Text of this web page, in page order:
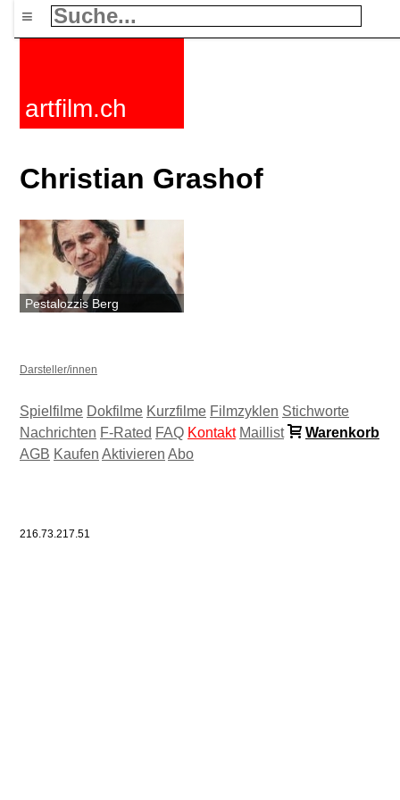
≡
artfilm.ch
Christian Grashof
Pestalozzis Berg
Darsteller/innen
Spielfilme Dokfilme Kurzfilme Filmzyklen Stichworte
Nachrichten F-Rated FAQ Kontakt Maillist
Warenkorb
AGB Kaufen Aktivieren Abo
216.73.217.51